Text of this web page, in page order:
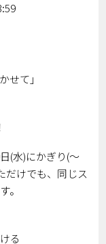
せて」
(水)にかぎり(～
だけでも、同じス
。
る